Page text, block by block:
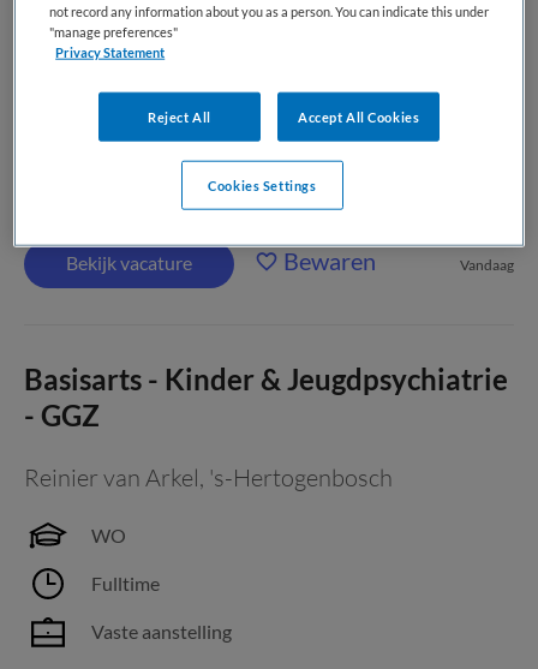
Reinier van Arkel
WO
Fulltime
Niet nader bepaald
Bekijk vacature Bewaren Vandaag
Basisarts - Kinder & Jeugdpsychiatrie
- GGZ
Reinier van Arkel, 's-Hertogenbosch
WO
Fulltime
Vaste aanstelling
not record any information about you as a person. You can indicate this under
"manage preferences"
Privacy Statement
Reject All Accept All Cookies
Cookies Settings